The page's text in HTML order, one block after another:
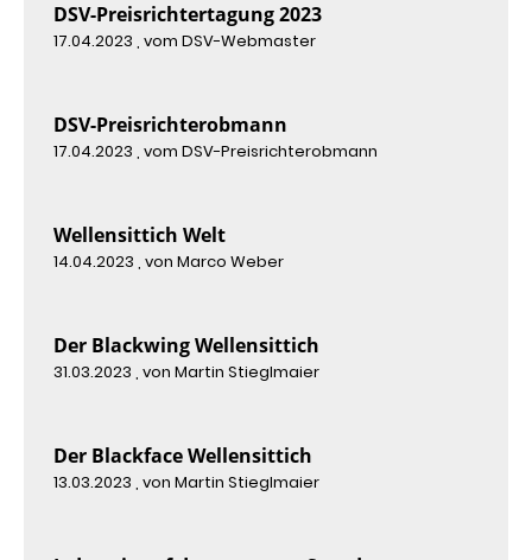
DSV-Preisrichtertagung 2023
17.04.2023 , vom DSV-Webmaster
DSV-Preisrichterobmann
17.04.2023 , vom DSV-Preisrichterobmann
Wellensittich Welt
14.04.2023 , von Marco Weber
Der Blackwing Wellensittich
31.03.2023 , von Martin Stieglmaier
Der Blackface Wellensittich
13.03.2023 , von Martin Stieglmaier